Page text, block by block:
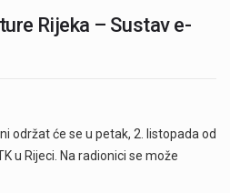
Rijeka – Sustav e-
održat će se u petak, 2. listopada od
u Rijeci. Na radionici se može